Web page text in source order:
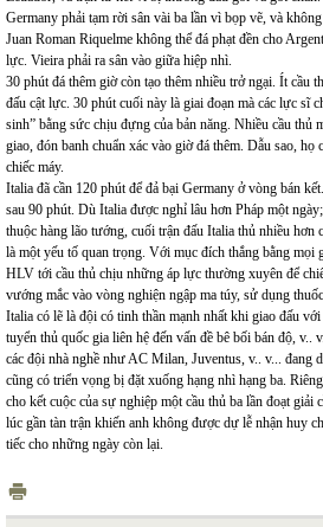
Germany phải tạm rời sân vài ba lần vì bọp vẽ, và
Juan Roman Riquelme không thể đá phạt đền cho
lực. Vieira phải ra sân vào giữa hiệp nhì.
30 phút đá thêm giờ còn tạo thêm nhiều trở ngại. Ít cầu
đấu cật lực. 30 phút cuối này là giai đoạn mà các lực sĩ
sinh” bằng sức chịu đựng của bản năng. Nhiều cầu thủ
giao, đón banh chuẩn xác vào giờ đá thêm. Dẫu sao,
chiếc máy.
Italia đã cần 120 phút để đả bại Germany ở vòng bán
sau 90 phút. Dù Italia được nghỉ lâu hơn Pháp một
thuộc hàng lão tướng, cuối trận đấu Italia thủ nhiều hơn
là một yếu tố quan trọng. Với mục đích thắng bằng mọi
HLV tới cầu thủ chịu những áp lực thường xuyên để
vướng mắc vào vòng nghiện ngập ma túy, sử dụng
Italia có lẽ là đội có tinh thần mạnh nhất khi giao đấu
tuyển thủ quốc gia liên hệ đến vấn đề bê bối bán độ, v..
các đội nhà nghề như AC Milan, Juventus, v.. v... đang
cũng có triển vọng bị đặt xuống hạng nhì hạng ba.
cho kết cuộc của sự nghiệp một cầu thủ ba lần đoạt giải
lúc gần tàn trận khiến anh không được dự lễ nhận huy
tiếc cho những ngày còn lại.